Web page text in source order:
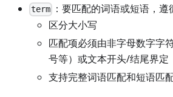
term
：要匹配的词语或短语，遵
区分大小写
匹配项必须由非字母数字字
号等）或文本开头/结尾界定
支持完整词语匹配和短语匹